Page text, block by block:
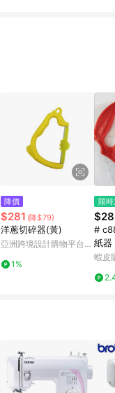
降價
$281 (降$79)
洋蔥切碎器(黃)
亞洲跨境設計購物平台
1%
限
#
紙器
器
蝦皮